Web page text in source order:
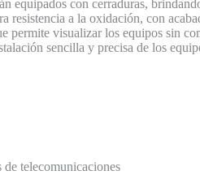
equipados con cerraduras,
resistencia a la oxidación, con
visualizar los equipos sin
sencilla y precisa de los
de telecomunicaciones